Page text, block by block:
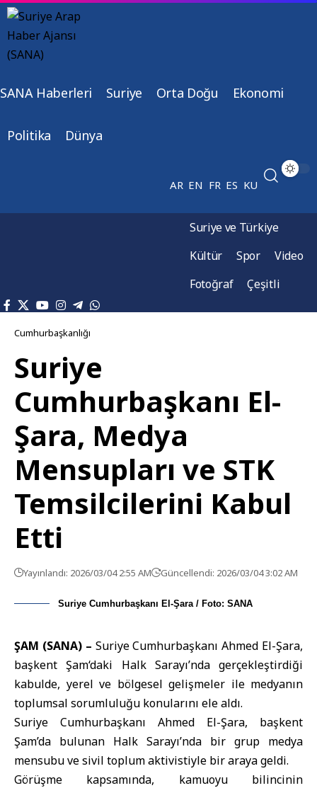
SANA Haberleri Suriye Orta Doğu Ekonomi
Politika Dünya
AR EN FR ES KU
Suriye ve Türkiye
Kültür
Spor
Video
Fotoğraf
Çeşitli
Cumhurbaşkanlığı
Suriye
Cumhurbaşkanı El-
Şara, Medya
Mensupları ve STK
Temsilcilerini Kabul
Etti
Yayınlandı: 2026/03/04 2:55 AM Güncellendi: 2026/03/04 3:02 AM
Suriye Cumhurbaşkanı El-Şara / Foto: SANA
ŞAM (SANA) – Suriye CumhurbaşkanıAhmed El-Şara,
başkentŞam‘daki Halk Sarayı’nda gerçekleştirdiği
kabulde, yerel ve bölgesel gelişmeler ile medyanın
toplumsal sorumluluğu konularını ele aldı.
Suriye Cumhurbaşkanı Ahmed El-Şara, başkent
Şam’da bulunan Halk Sarayı’nda bir grup medya
mensubu ve sivil toplum aktivistiyle bir araya geldi.
Görüşme kapsamında, kamuoyu bilincinin